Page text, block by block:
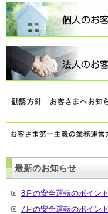
最新のお知らせ
8月の安全運転のポイント
7月の安全運転のポイント